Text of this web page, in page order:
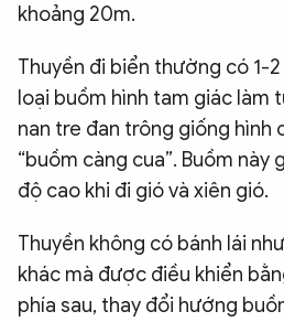
khoảng 20m.
Thuyền đi biển thường có 1-
loại buồm hình tam giác làm
nan tre đan trông giống hình
“buồm càng cua”. Buồm
độ cao khi đi gió và xiên gió.
Thuyền không có bánh lái
khác mà được điều khiển
phía sau, thay đổi hướng